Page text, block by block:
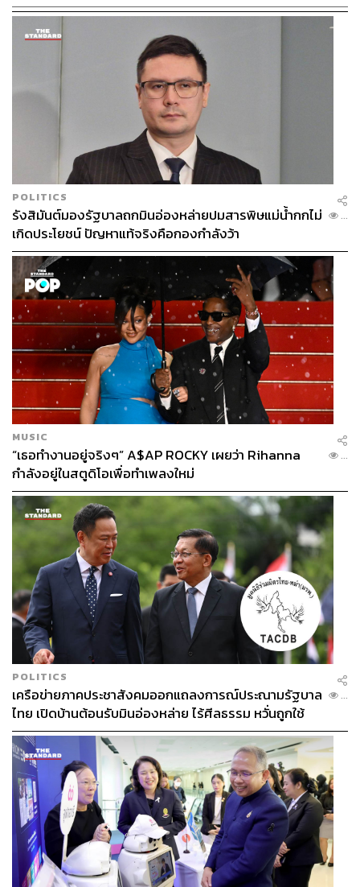
POLITICS
รังสิมันต์มองรัฐบาลถกมินอ่องหล่ายปมสารพิษแม่น้ำกกไม่
เกิดประโยชน์ ปัญหาแท้จริงคือกองกำลังว้า
...
MUSIC
“เธอทำงานอยู่จริงๆ” A$AP ROCKY เผยว่า Rihanna
กำลังอยู่ในสตูดิโอเพื่อทำเพลงใหม่
...
POLITICS
เครือข่ายภาคประชาสังคมออกแถลงการณ์ประณามรัฐบาล
ไทย เปิดบ้านต้อนรับมินอ่องหล่าย ไร้ศีลธรรม หวั่นถูกใช้
เป็นเครื่องมือกดขี่ชาวเมียนมา
...